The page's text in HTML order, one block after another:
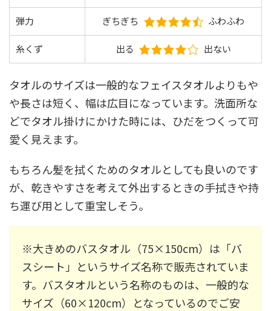
弾力 ぎちぎち ふわふわ
糸くず 出る 出ない
タオルのサイズは一般的なフェイスタオルよりもや
や長さは短く、幅は広目になっています。洗面所な
どでタオル掛けにかけた時には、ひだをつくって可
愛く見えます。
もちろん髪を拭くためのタオルとしても良いのです
が、乾きやすさを考えて外出するときの手拭きや持
ち運び用として重宝しそう。
※大きめのバスタオル（75×150cm）は「バ
スシート」というサイズ名称で販売されていま
す。バスタオルという名称のものは、一般的な
サイズ（60×120cm）となっているのでご安